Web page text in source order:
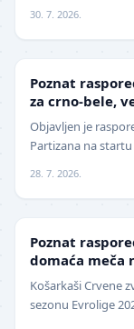
30. 7. 2026.
Poznat
za crno-bele,
Objavljen je
Partizana na
28. 7. 2026.
Poznat
domaća meča
oktobru
Košarkaši Crvene
sezonu Evrolige